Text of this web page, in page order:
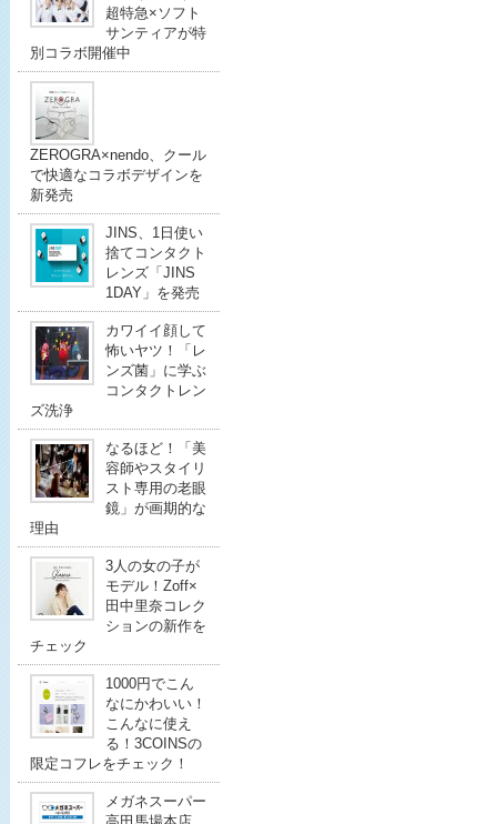
超特急×ソフト
サンティアが特
別コラボ開催中
ZEROGRA×nendo、クール
で快適なコラボデザインを
新発売
JINS、1日使い
捨てコンタクト
レンズ「JINS
1DAY」を発売
カワイイ顔して
怖いヤツ！「レ
ンズ菌」に学ぶ
コンタクトレン
ズ洗浄
なるほど！「美
容師やスタイリ
スト専用の老眼
鏡」が画期的な
理由
3人の女の子が
モデル！Zoff×
田中里奈コレク
ションの新作を
チェック
1000円でこん
なにかわいい！
こんなに使え
る！3COINSの
限定コフレをチェック！
メガネスーパー